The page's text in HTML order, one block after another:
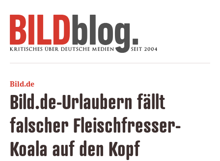
Bild.de
Bild.de-Urlaubern fällt
falscher Fleischfresser-
Koala auf den Kopf